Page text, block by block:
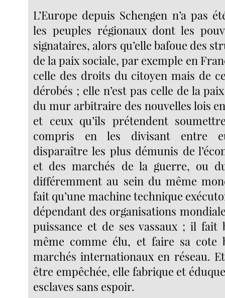
L’Europe depuis Schengen n’a pas
les peuples régionaux dont les
signataires, alors qu’elle bafoue des
de la paix sociale, par exemple en
celle des droits du citoyen mais de
dérobés ; elle n’est pas celle de la
du mur arbitraire des nouvelles lois
et ceux qu’ils prétendent
compris en les divisant entre
disparaître les plus démunis de
et des marchés de la guerre, ou
différemment au sein du même
fait qu’une machine technique
dépendant des organisations
puissance et de ses vassaux ; il fait
même comme élu, et faire sa cote
marchés internationaux en réseau.
être empêchée, elle fabrique et
esclaves sans espoir.